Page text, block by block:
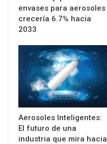
envases para aerosoles
crecería 6.7% hacia
2033
Aerosoles Inteligentes:
El futuro de una
industria que mira hacia